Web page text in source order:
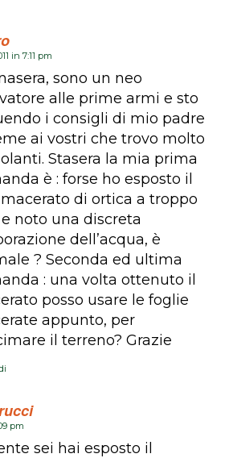
in 7:11 pm
sono un neo
alle prime armi e sto
i consigli di mio padre
ai vostri che trovo molto
Stasera la mia prima
è : forse ho esposto il
di ortica a troppo
noto una discreta
dell’acqua, è
? Seconda ed ultima
: una volta ottenuto il
posso usare le foglie
appunto, per
il terreno? Grazie
pm
sei hai esposto il